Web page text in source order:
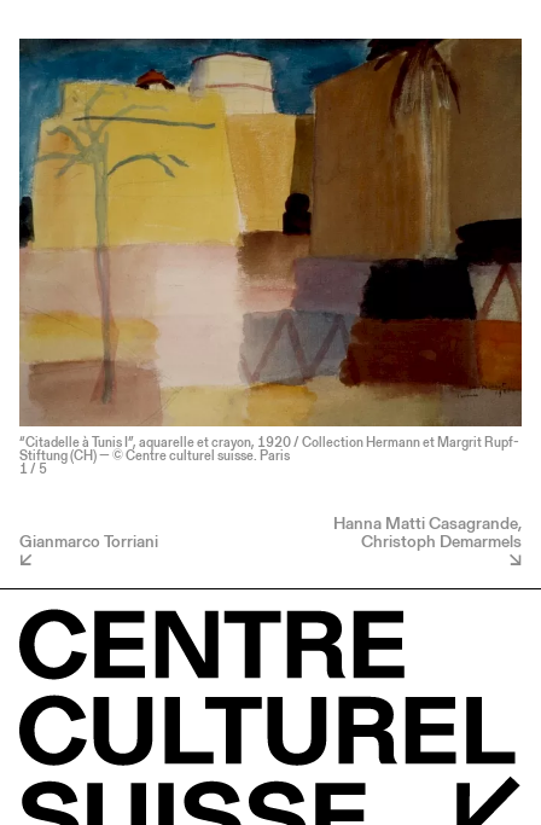
“Citadelle à Tunis I”, aquarelle et crayon, 1920 / Collection Hermann et Margrit Rupf-
Stiftung (CH) — © Centre culturel suisse. Paris
1 / 5
Gianmarco Torriani
Hanna Matti Casagrande,
Christoph Demarmels